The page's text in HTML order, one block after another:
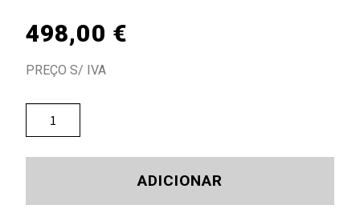
498,00 €
PREÇO S/ IVA
ADICIONAR